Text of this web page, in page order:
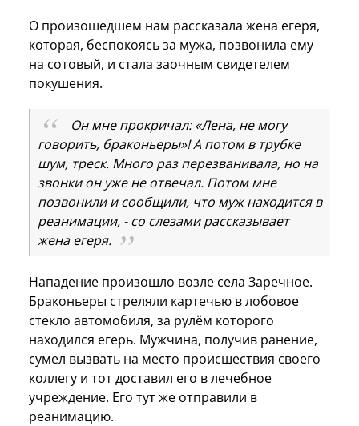
О произошедшем нам рассказала жена егеря,
которая, беспокоясь за мужа, позвонила ему
на сотовый, и стала заочным свидетелем
покушения.
Он мне прокричал: «Лена, не могу
говорить, браконьеры»! А потом в трубке
шум, треск. Много раз перезванивала, но на
звонки он уже не отвечал. Потом мне
позвонили и сообщили, что муж находится в
реанимации, - со слезами рассказывает
жена егеря.
Нападение произошло возле села Заречное.
Браконьеры стреляли картечью в лобовое
стекло автомобиля, за рулём которого
находился егерь. Мужчина, получив ранение,
сумел вызвать на место происшествия своего
коллегу и тот доставил его в лечебное
учреждение. Его тут же отправили в
реанимацию.